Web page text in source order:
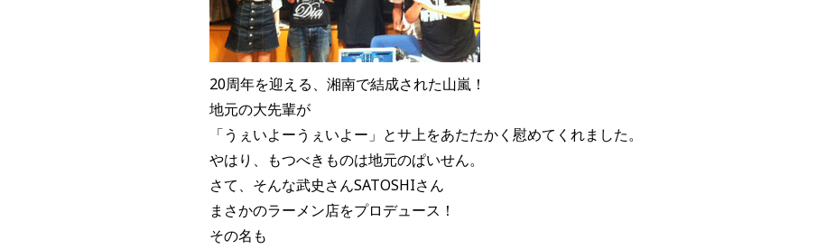
20周年を迎える、湘南で結成された山嵐！
地元の大先輩が
「うぇいよーうぇいよー」とサ上をあたたかく慰めてくれました。
やはり、もつべきものは地元のぱいせん。
さて、そんな武史さんSATOSHIさん
まさかのラーメン店をプロデュース！
その名も